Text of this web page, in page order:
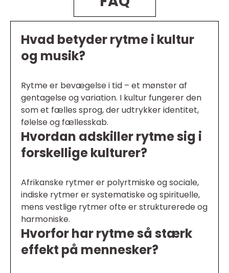
Hvad betyder rytme i kultur
og musik?
Rytme er bevægelse i tid – et mønster af
gentagelse og variation. I kultur fungerer den
som et fælles sprog, der udtrykker identitet,
følelse og fællesskab.
Hvordan adskiller rytme sig i
forskellige kulturer?
Afrikanske rytmer er polyrtmiske og sociale,
indiske rytmer er systematiske og spirituelle,
mens vestlige rytmer ofte er strukturerede og
harmoniske.
Hvorfor har rytme så stærk
effekt på mennesker?